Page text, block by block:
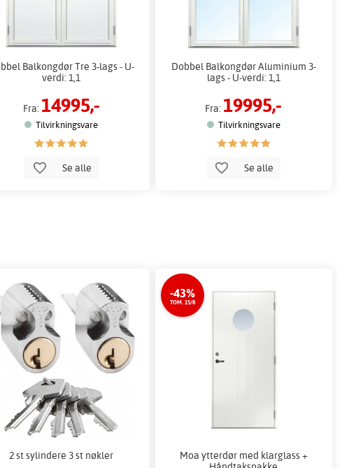
Balkongdør Tre 3-lags - U-
verdi: 1,1
Fra: 14995,-
Tilvirkningsvare
Se alle
Dobbel Balkongdør Aluminium 3-
lags - U-verdi: 1,1
Fra: 19995,-
Tilvirkningsvare
Se alle
2 st sylindere 3 st nøkler
-43%
TOM. 15/8
Moa ytterdør med klarglass +